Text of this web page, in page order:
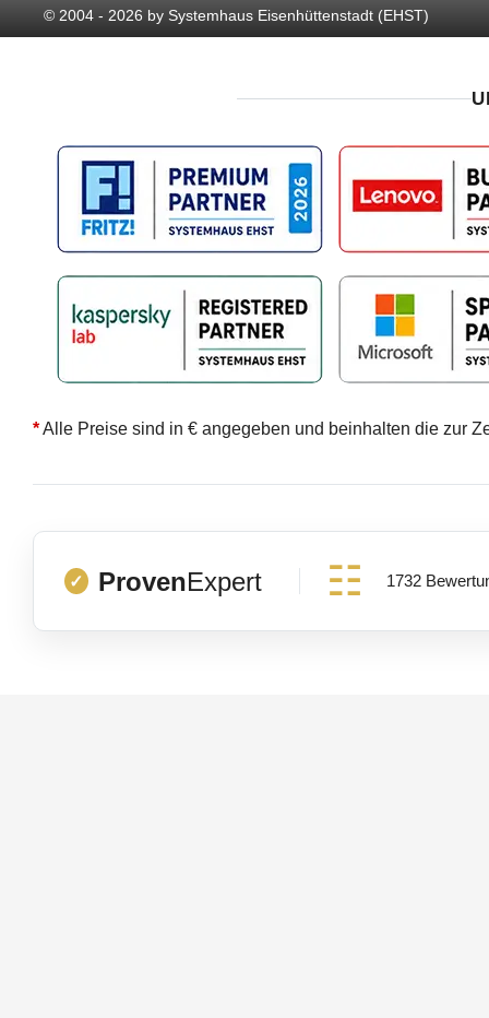
© 2004 - 2026 by Systemhaus Eisenhüttenstadt (EHST)
*Alle Preise sind in € angegeben und beinhalten die zur
✓ ProvenExpert 1732